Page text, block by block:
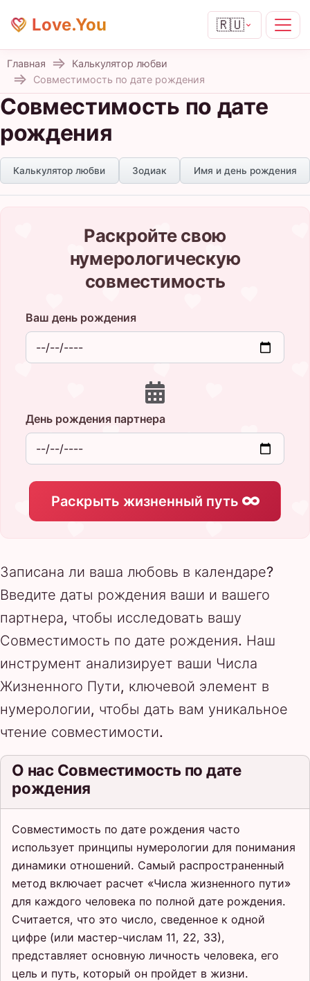
Love.You 🇷🇺
Главная
Калькулятор любви
Совместимость по дате рождения
Совместимость по дате
рождения
Калькулятор любви Зодиак Имя и день рождения
Раскройте свою
нумерологическую
совместимость
Ваш день рождения
День рождения партнера
Раскрыть жизненный путь
Записана ли ваша любовь в календаре?
Введите даты рождения ваши и вашего
партнера, чтобы исследовать вашу
Совместимость по дате рождения. Наш
инструмент анализирует ваши Числа
Жизненного Пути, ключевой элемент в
нумерологии, чтобы дать вам уникальное
чтение совместимости.
О нас Совместимость по дате
рождения
Совместимость по дате рождения часто
использует принципы нумерологии для понимания
динамики отношений. Самый распространенный
метод включает расчет «Числа жизненного пути»
для каждого человека по полной дате рождения.
Считается, что это число, сведенное к одной
цифре (или мастер-числам 11, 22, 33),
представляет основную личность человека, его
цель и путь, который он пройдет в жизни.